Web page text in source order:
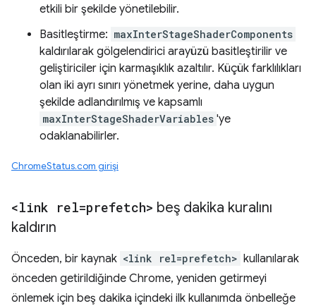
etkili bir şekilde yönetilebilir.
Basitleştirme: maxInterStageShaderComponents
kaldırılarak gölgelendirici arayüzü basitleştirilir ve
geliştiriciler için karmaşıklık azaltılır. Küçük farklılıkları
olan iki ayrı sınırı yönetmek yerine, daha uygun
şekilde adlandırılmış ve kapsamlı
maxInterStageShaderVariables 'ye
odaklanabilirler.
ChromeStatus.com girişi
<link rel=prefetch> beş dakika kuralını
kaldırın
Önceden, bir kaynak <link rel=prefetch> kullanılarak
önceden getirildiğinde Chrome, yeniden getirmeyi
önlemek için beş dakika içindeki ilk kullanımda önbelleğe